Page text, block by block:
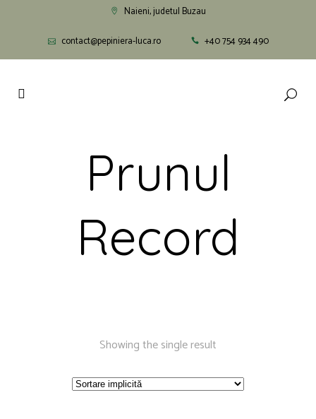
Naieni, judetul Buzau
contact@pepiniera-luca.ro
+40 754 934 490
Prunul
Record
Showing the single result